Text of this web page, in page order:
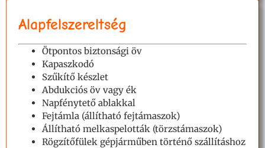
Alapfelszereltség
Ötpontos biztonsági öv
Kapaszkodó
Szűkítő készlet
Abdukciós öv vagy ék
Napfénytető ablakkal
Fejtámla (állítható fejtámaszok)
Állítható melkaspelották (törzstámaszok)
Rögzítőfülek gépjárműben történő szállításhoz